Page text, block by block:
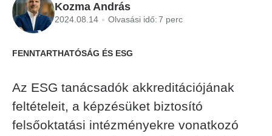
Kozma András
2024.08.14 Olvasási idő:7 perc
FENNTARTHATÓSÁG ÉS ESG
Az ESG tanácsadók akkreditációjának
feltételeit, a képzésüket biztosító
felsőoktatási intézményekre vonatkozó